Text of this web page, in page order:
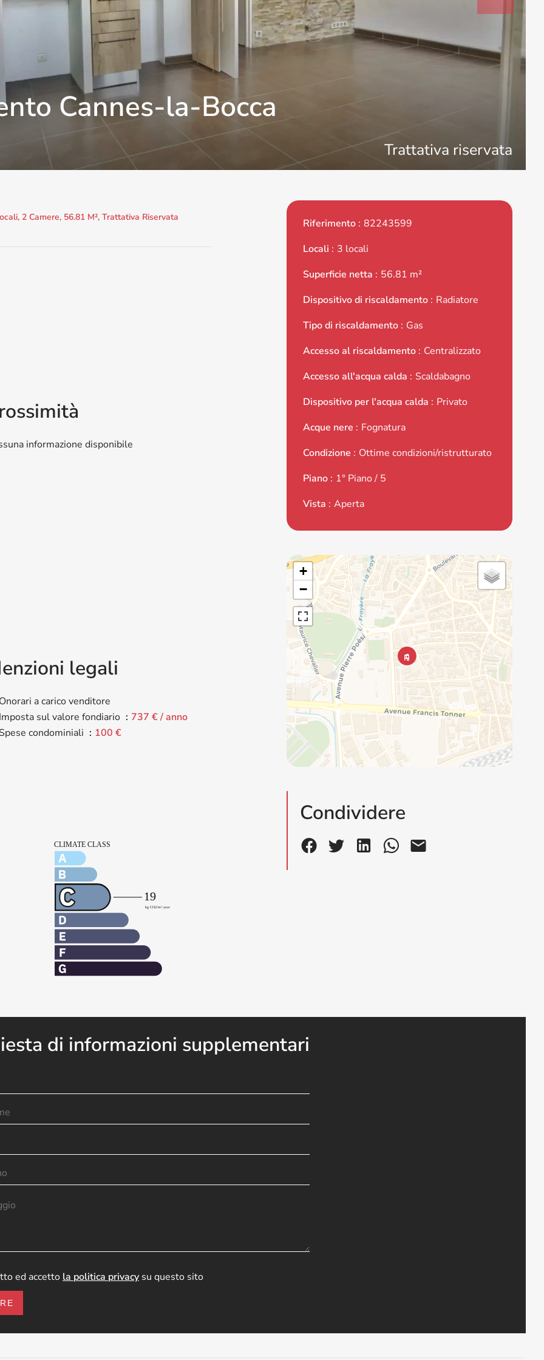
Cannes-la-Bocca
Trattativa riservata
2 Camere, 56.81 M², Trattativa Riservata
informazione disponibile
legali
a carico venditore
sul valore fondiario
737 € / anno
condominiali
100 €
Riferimento 82243599
Locali
3 locali
Superficie netta
56.81 m²
Dispositivo di riscaldamento
Radiatore
Tipo di riscaldamento
Gas
Accesso al riscaldamento
Centralizzato
Accesso all'acqua calda
Scaldabagno
Dispositivo per l'acqua calda
Privato
Acque nere
Fognatura
Condizione
Ottime condizioni/ristrutturato
Piano
1° Piano / 5
Vista
Aperta
+
−
Condividere
di informazioni supplementari
ed accetto la politica privacy su questo sito